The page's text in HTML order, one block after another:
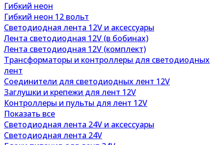
Гибкий неон
Гибкий неон 12 вольт
Светодиодная лента 12V и аксессуары
Лента светодиодная 12V (в бобинах)
Лента светодиодная 12V (комплект)
Трансформаторы и контроллеры для светодиодных
лент
Соединители для светодиодных лент 12V
Заглушки и крепежи для лент 12V
Контроллеры и пульты для лент 12V
Показать все
Светодиодная лента 24V и аксессуары
Светодиодная лента 24V